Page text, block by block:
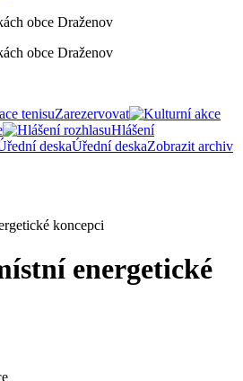
obce Draženov
obce Draženov
tenisuZarezervovat
Hlášení
Úřední deskaZobrazit archiv
koncepci
energetické